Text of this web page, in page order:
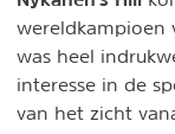
wereldkampioen
was heel
interesse in de
van het zicht